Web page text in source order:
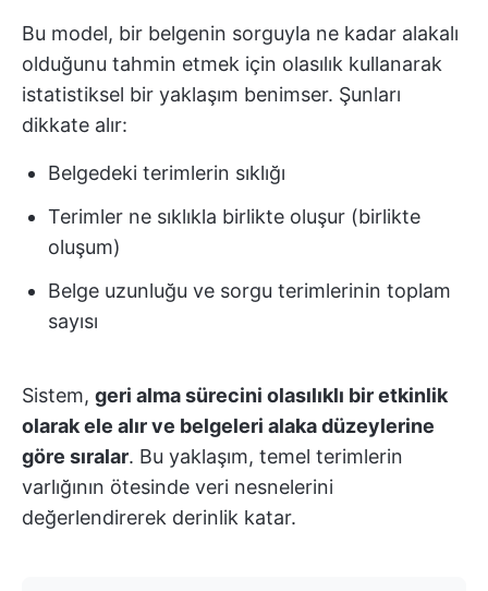
Bu model, bir belgenin sorguyla ne kadar alakalı
olduğunu tahmin etmek için olasılık kullanarak
istatistiksel bir yaklaşım benimser. Şunları
dikkate alır:
Belgedeki terimlerin sıklığı
Terimler ne sıklıkla birlikte oluşur (birlikte
oluşum)
Belge uzunluğu ve sorgu terimlerinin toplam
sayısı
Sistem, geri alma sürecini olasılıklı bir etkinlik
olarak ele alır ve belgeleri alaka düzeylerine
göre sıralar. Bu yaklaşım, temel terimlerin
varlığının ötesinde veri nesnelerini
değerlendirerek derinlik katar.